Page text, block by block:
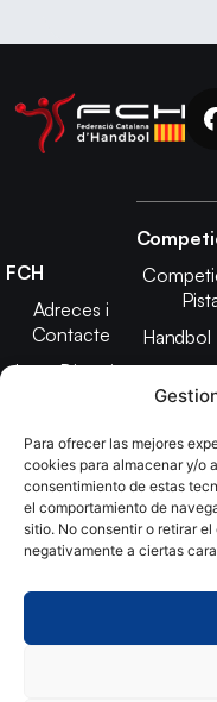
Para ofrecer las mejores
cookies para almacenar y/o
consentimiento de estas
el comportamiento de
sitio. No consentir o retirar
negativamente a ciertas
FCH
Adreces i
Contacte
Junta Directiva
2025
Estatuts
Transparència
Imatge
Handbol
Copyright © 2024,